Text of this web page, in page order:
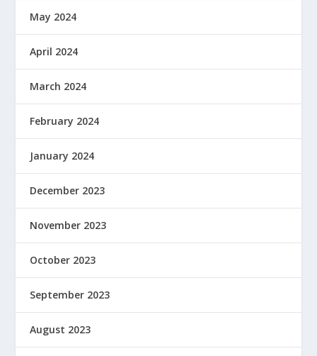
May 2024
April 2024
March 2024
February 2024
January 2024
December 2023
November 2023
October 2023
September 2023
August 2023